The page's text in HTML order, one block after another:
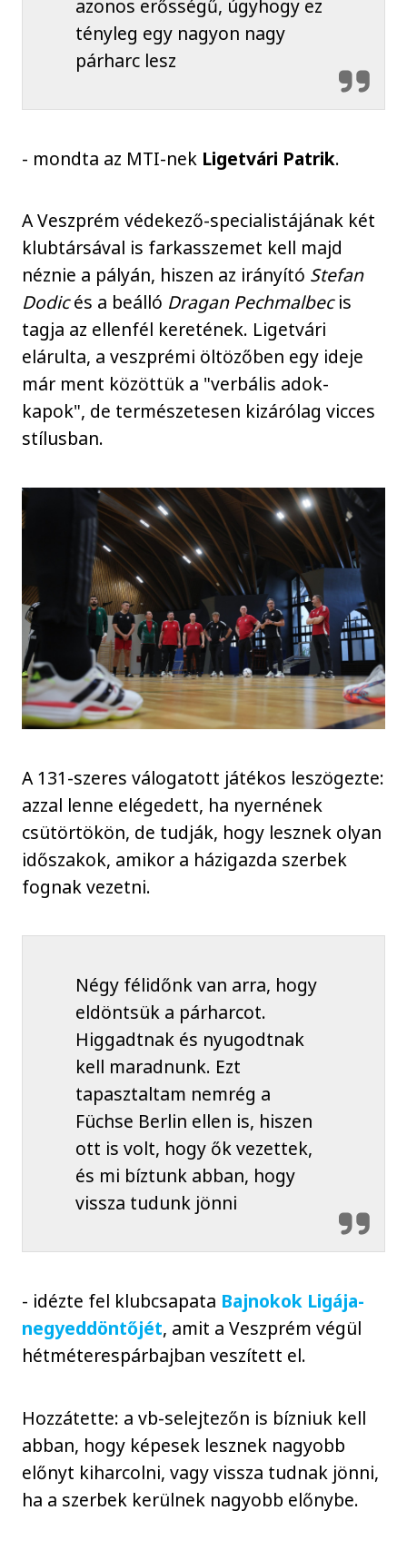
azonos erősségű, úgyhogy ez
tényleg egy nagyon nagy
párharc lesz
- mondta az MTI-nek Ligetvári Patrik.
A Veszprém védekező-specialistájának két
klubtársával is farkasszemet kell majd
néznie a pályán, hiszen az irányító Stefan
Dodicés a beálló Dragan Pechmalbecis
tagja az ellenfél keretének. Ligetvári
elárulta, a veszprémi öltözőben egy ideje
már ment közöttük a "verbális adok-
kapok", de természetesen kizárólag vicces
stílusban.
A 131-szeres válogatott játékos leszögezte:
azzal lenne elégedett, ha nyernének
csütörtökön, de tudják, hogy lesznek olyan
időszakok, amikor a házigazda szerbek
fognak vezetni.
Négy félidőnk van arra, hogy
eldöntsük a párharcot.
Higgadtnak és nyugodtnak
kell maradnunk. Ezt
tapasztaltam nemrég a
Füchse Berlin ellen is, hiszen
ott is volt, hogy ők vezettek,
és mi bíztunk abban, hogy
vissza tudunk jönni
- idézte fel klubcsapata Bajnokok Ligája-
negyeddöntőjét, amit a Veszprém végül
hétméterespárbajban veszített el.
Hozzátette: a vb-selejtezőn is bízniuk kell
abban, hogy képesek lesznek nagyobb
előnyt kiharcolni, vagy vissza tudnak jönni,
ha a szerbek kerülnek nagyobb előnybe.